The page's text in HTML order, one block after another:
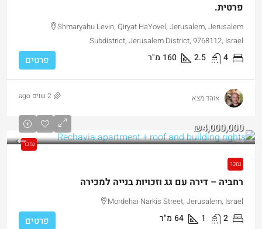
פרטית.
Shmaryahu Levin, Qiryat HaYovel, Jerusalem, Jerusalem
Subdistrict, Jerusalem District, 9768112, Israel
4
2.5
160 מ"ר פרטים
אוהד מצא 2 שנים ago
נמכר
₪4,000,000
נמכר
רחביה – דירה עם גג וזכויות בנייה למכירה
Mordehai Narkis Street, Jerusalem, Israel
2
1
64 מ"ר פרטים